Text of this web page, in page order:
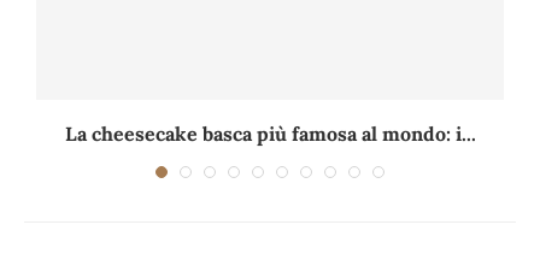
La cheesecake basca più famosa al mondo: i...